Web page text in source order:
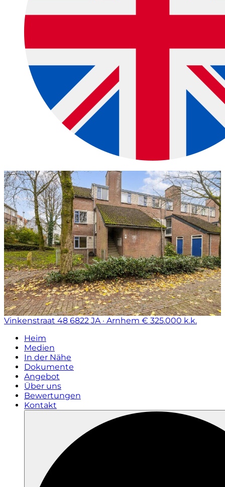
Vinkenstraat 48 6822 JA · Arnhem € 325.000 k.k.
Heim
Medien
In der Nähe
Dokumente
Angebot
Über uns
Bewertungen
Kontakt